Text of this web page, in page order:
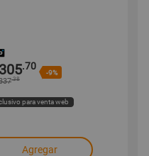
305.70
-9%
.38
para venta web
Agregar